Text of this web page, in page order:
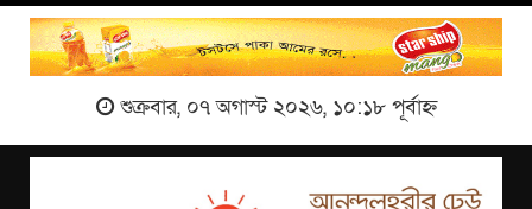
শুক্রবার, ০৭ অগাস্ট ২০২৬, ১০:১৮ পূর্বাহ্ন